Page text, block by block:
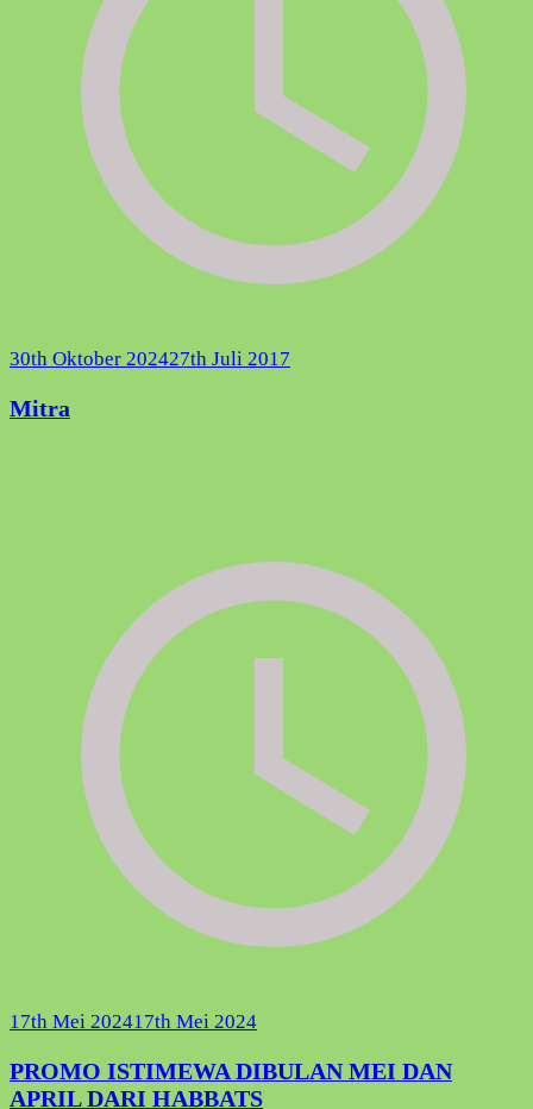
30th Oktober 202427th Juli 2017
Mitra
17th Mei 202417th Mei 2024
PROMO ISTIMEWA DIBULAN MEI DAN
APRIL DARI HABBATS